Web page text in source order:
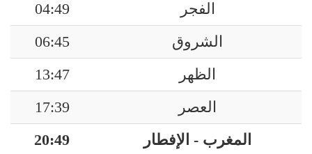
الفجر
04:49
الشروق
06:45
الظهر
13:47
العصر
17:39
المغرب - الإفطار
20:49